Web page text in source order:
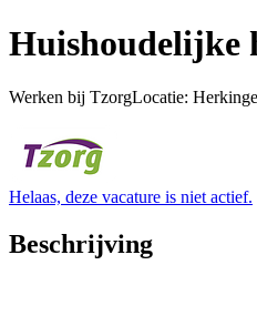
Huishoudelijke
Werken bij TzorgLocatie:
Helaas, deze vacature is niet actief.
Beschrijving